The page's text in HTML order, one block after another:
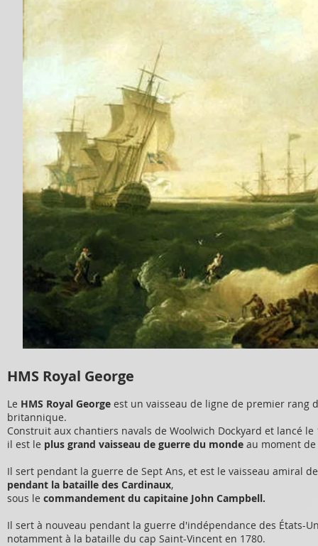
HMS Royal George
Le HMS Royal George est un vaisseau de ligne de premier rang
britannique.
Construit aux chantiers navals de Woolwich Dockyard et lancé le
il est le plus grand vaisseau de guerre du monde au moment
Il sert pendant la guerre de Sept Ans, et est le vaisseau amiral
pendant la bataille des Cardinaux,
sous le commandement du capitaine John Campbell.
Il sert à nouveau pendant la guerre d'indépendance des États-
notamment à la bataille du cap Saint-Vincent en 1780.